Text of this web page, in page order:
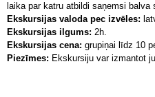
laika par katru atbildi saņemsi balva
Ekskursijas valoda pec izvēles:
Ekskursijas ilgums: 2h.
Ekskursijas cena: grupiņai līdz 10
Piezīmes: Ekskursiju var izmantot